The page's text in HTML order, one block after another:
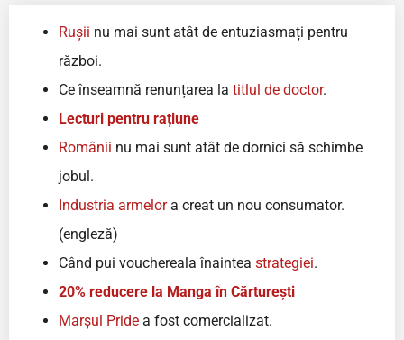
Rușii nu mai sunt atât de entuziasmați pentru
război.
Ce înseamnă renunțarea la titlul de doctor.
Lecturi pentru rațiune
Românii nu mai sunt atât de dornici să schimbe
jobul.
Industria armelora creat un nou consumator.
(engleză)
Când pui vouchereala înaintea strategiei.
20% reducere la Manga în Cărturești
Marșul Pride a fost comercializat.